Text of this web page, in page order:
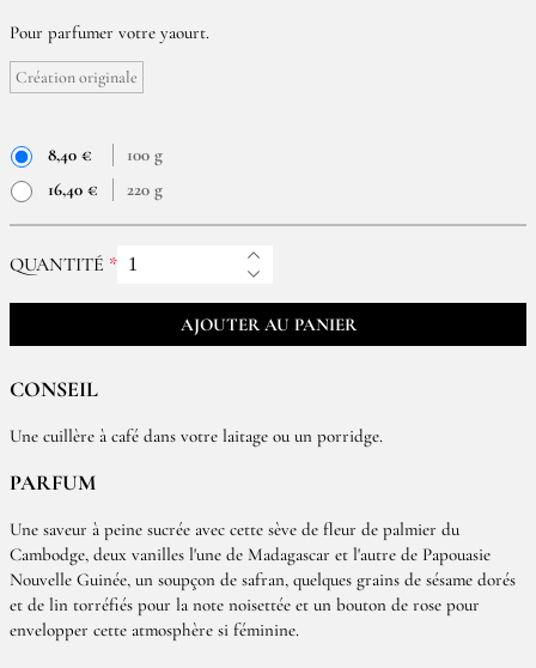
Pour parfumer votre yaourt.
Création originale
8,40 €
100 g
16,40 €
220 g
QUANTITÉ
AJOUTER AU PANIER
CONSEIL
Une cuillère à café dans votre laitage ou un porridge.
PARFUM
Une saveur à peine sucrée avec cette sève de fleur de palmier du
Cambodge, deux vanilles l'une de Madagascar et l'autre de Papouasie
Nouvelle Guinée, un soupçon de safran, quelques grains de sésame dorés
et de lin torréfiés pour la note noisettée et un bouton de rose pour
envelopper cette atmosphère si féminine.